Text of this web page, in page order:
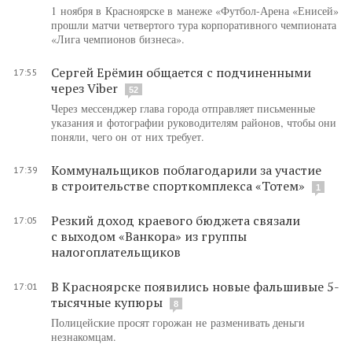
1 ноября в Красноярске в манеже «Футбол-Арена «Енисей»
прошли матчи четвертого тура корпоративного чемпионата
«Лига чемпионов бизнеса».
17:55
Сергей Ерёмин общается с подчиненными
через Viber
52
Через мессенджер глава города отправляет письменные
указания и фотографии руководителям районов, чтобы они
поняли, чего он от них требует.
17:39
Коммунальщиков поблагодарили за участие
в строительстве спорткомплекса «Тотем»
1
17:05
Резкий доход краевого бюджета связали
с выходом «Ванкора» из группы
налогоплательщиков
17:01
В Красноярске появились новые фальшивые 5-
тысячные купюры
8
Полицейские просят горожан не разменивать деньги
незнакомцам.